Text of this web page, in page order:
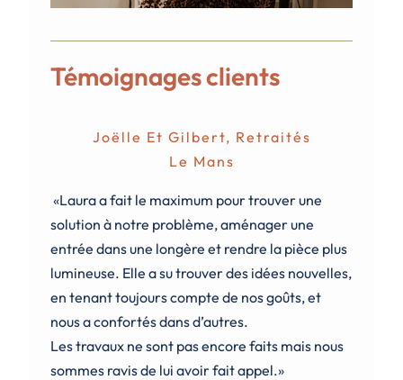
Témoignages clients
Joëlle Et Gilbert, Retraités
Le Mans
«Laura a fait le maximum pour trouver une
solution à notre problème, aménager une
entrée dans une longère et rendre la pièce plus
lumineuse. Elle a su trouver des idées nouvelles,
en tenant toujours compte de nos goûts, et
nous a confortés dans d’autres.
Les travaux ne sont pas encore faits mais nous
sommes ravis de lui avoir fait appel.»